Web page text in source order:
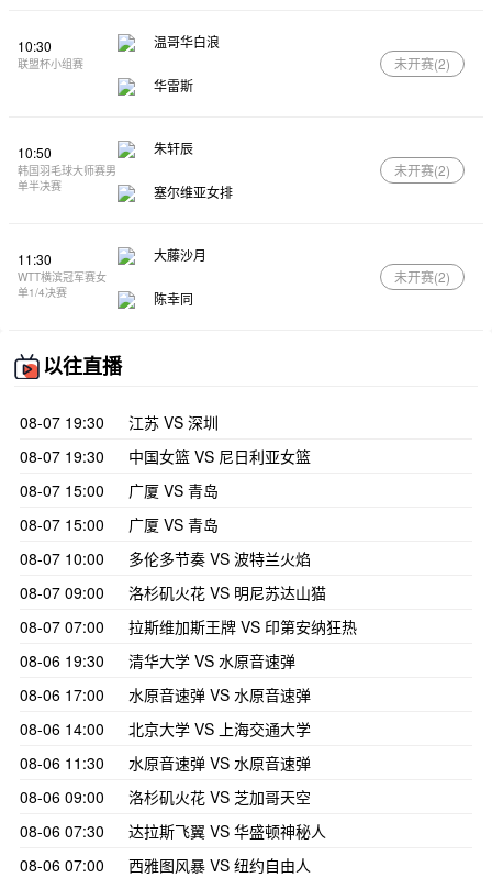
10:30
联盟杯小组赛
温哥华白浪
华雷斯
未开赛(2)
10:50
韩国羽毛球大师赛男
单半决赛
朱轩辰
塞尔维亚女排
未开赛(2)
11:30
WTT横滨冠军赛女
单1/4决赛
大藤沙月
陈幸同
未开赛(2)
以往直播
08-07 19:30
江苏 VS 深圳
08-07 19:30
中国女篮 VS 尼日利亚女篮
08-07 15:00
广厦 VS 青岛
08-07 15:00
广厦 VS 青岛
08-07 10:00
多伦多节奏 VS 波特兰火焰
08-07 09:00
洛杉矶火花 VS 明尼苏达山猫
08-07 07:00
拉斯维加斯王牌 VS 印第安纳狂热
08-06 19:30
清华大学 VS 水原音速弹
08-06 17:00
水原音速弹 VS 水原音速弹
08-06 14:00
北京大学 VS 上海交通大学
08-06 11:30
水原音速弹 VS 水原音速弹
08-06 09:00
洛杉矶火花 VS 芝加哥天空
08-06 07:30
达拉斯飞翼 VS 华盛顿神秘人
08-06 07:00
西雅图风暴 VS 纽约自由人